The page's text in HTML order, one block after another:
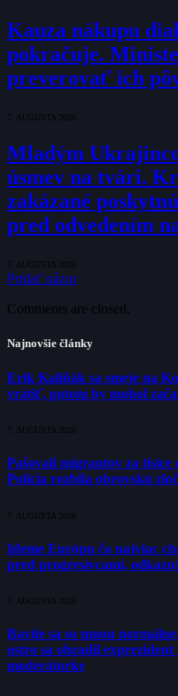
Kauza nákupu
pokračuje.
preverovať ich
7. AUGUSTA 2026
Mladým
úsmev na tvári.
zakázané
pred odvedením
7. AUGUSTA 2026
Pridať názor
Comments are closed.
Najnovšie články
Erik Kaliňák sa smeje na
vrátiť, potom by mohol
7. AUGUSTA 2026
Pašovali migrantov za
Polícia rozbila obrovskú
7. AUGUSTA 2026
Ideme Európu čo najviac
pred progresívcami,
7. AUGUSTA 2026
Bavíte sa so mnou
ostro sa ohradil
moderátorke